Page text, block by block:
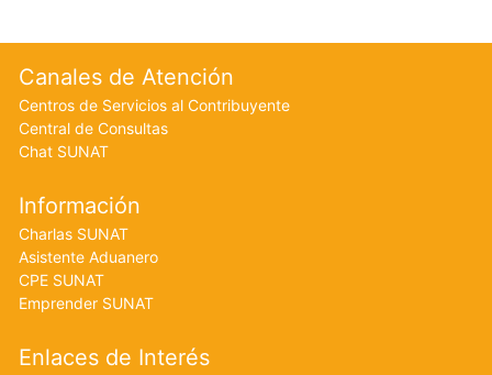
Footer menu
Canales de Atención
Centros de Servicios al Contribuyente
Central de Consultas
Chat SUNAT
Información
Charlas SUNAT
Asistente Aduanero
CPE SUNAT
Emprender SUNAT
Enlaces de Interés